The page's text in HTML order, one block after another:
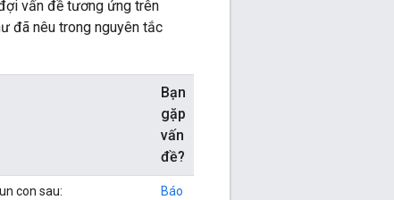
vấn đề tương ứng trên
đã nêu trong nguyên tắc
Bạn
gặp
vấn
đề?
con sau:
Báo